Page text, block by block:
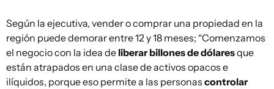
Según la ejecutiva, vender o comprar una propiedad en la
región puede demorar entre 12 y 18 meses; “Comenzamos
el negocio con la idea de liberar billones de dólaresque
están atrapados en una clase de activos opacos e
ilíquidos, porque eso permite a las personas controlar